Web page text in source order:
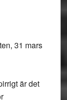
31 mars
är det